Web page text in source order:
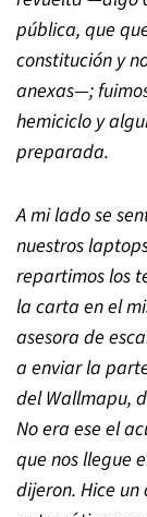
pública, que
constitución y
anexas—;
hemiciclo y
preparada.
A mi lado se
nuestros
repartimos los
la carta en el
asesora de
a enviar la
del Wallmapu,
No era ese el
que nos llegue
dijeron. Hice un